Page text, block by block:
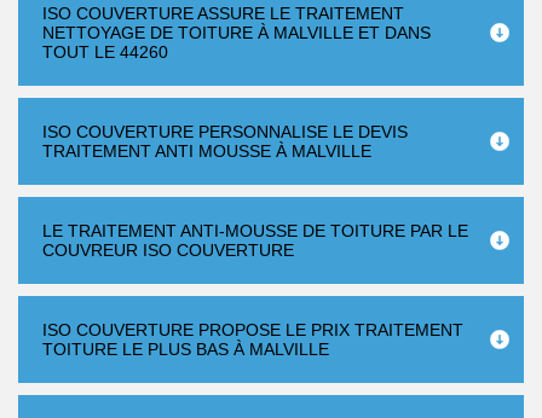
ISO COUVERTURE ASSURE LE TRAITEMENT
NETTOYAGE DE TOITURE À MALVILLE ET DANS
TOUT LE 44260
ISO COUVERTURE PERSONNALISE LE DEVIS
TRAITEMENT ANTI MOUSSE À MALVILLE
LE TRAITEMENT ANTI-MOUSSE DE TOITURE PAR LE
COUVREUR ISO COUVERTURE
ISO COUVERTURE PROPOSE LE PRIX TRAITEMENT
TOITURE LE PLUS BAS À MALVILLE